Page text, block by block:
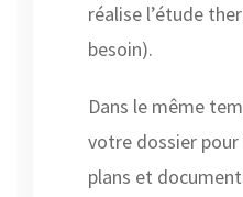
réalise l’étude
besoin).
Dans le même
votre dossier
plans et